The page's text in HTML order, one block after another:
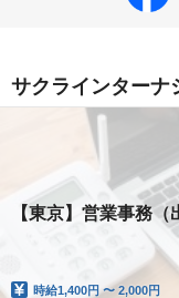
サクラインターナ
【東京】営業事務（
時給1,400円 〜 2,000円